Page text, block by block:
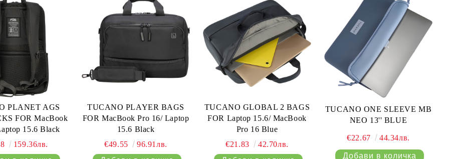
PLANET AGS
FOR MacBook
15.6 Black
159.36лв.
TUCANO PLAYER BAGS
FOR MacBook Pro 16/ Laptop
15.6 Black
€49.55
96.91лв.
TUCANO GLOBAL 2 BAGS
FOR Laptop 15.6/ MacBook
Pro 16 Blue
€21.83
42.70лв.
TUCANO ONE SLEEVE MB
NEO 13'' BLUE
€22.67 44.34лв.